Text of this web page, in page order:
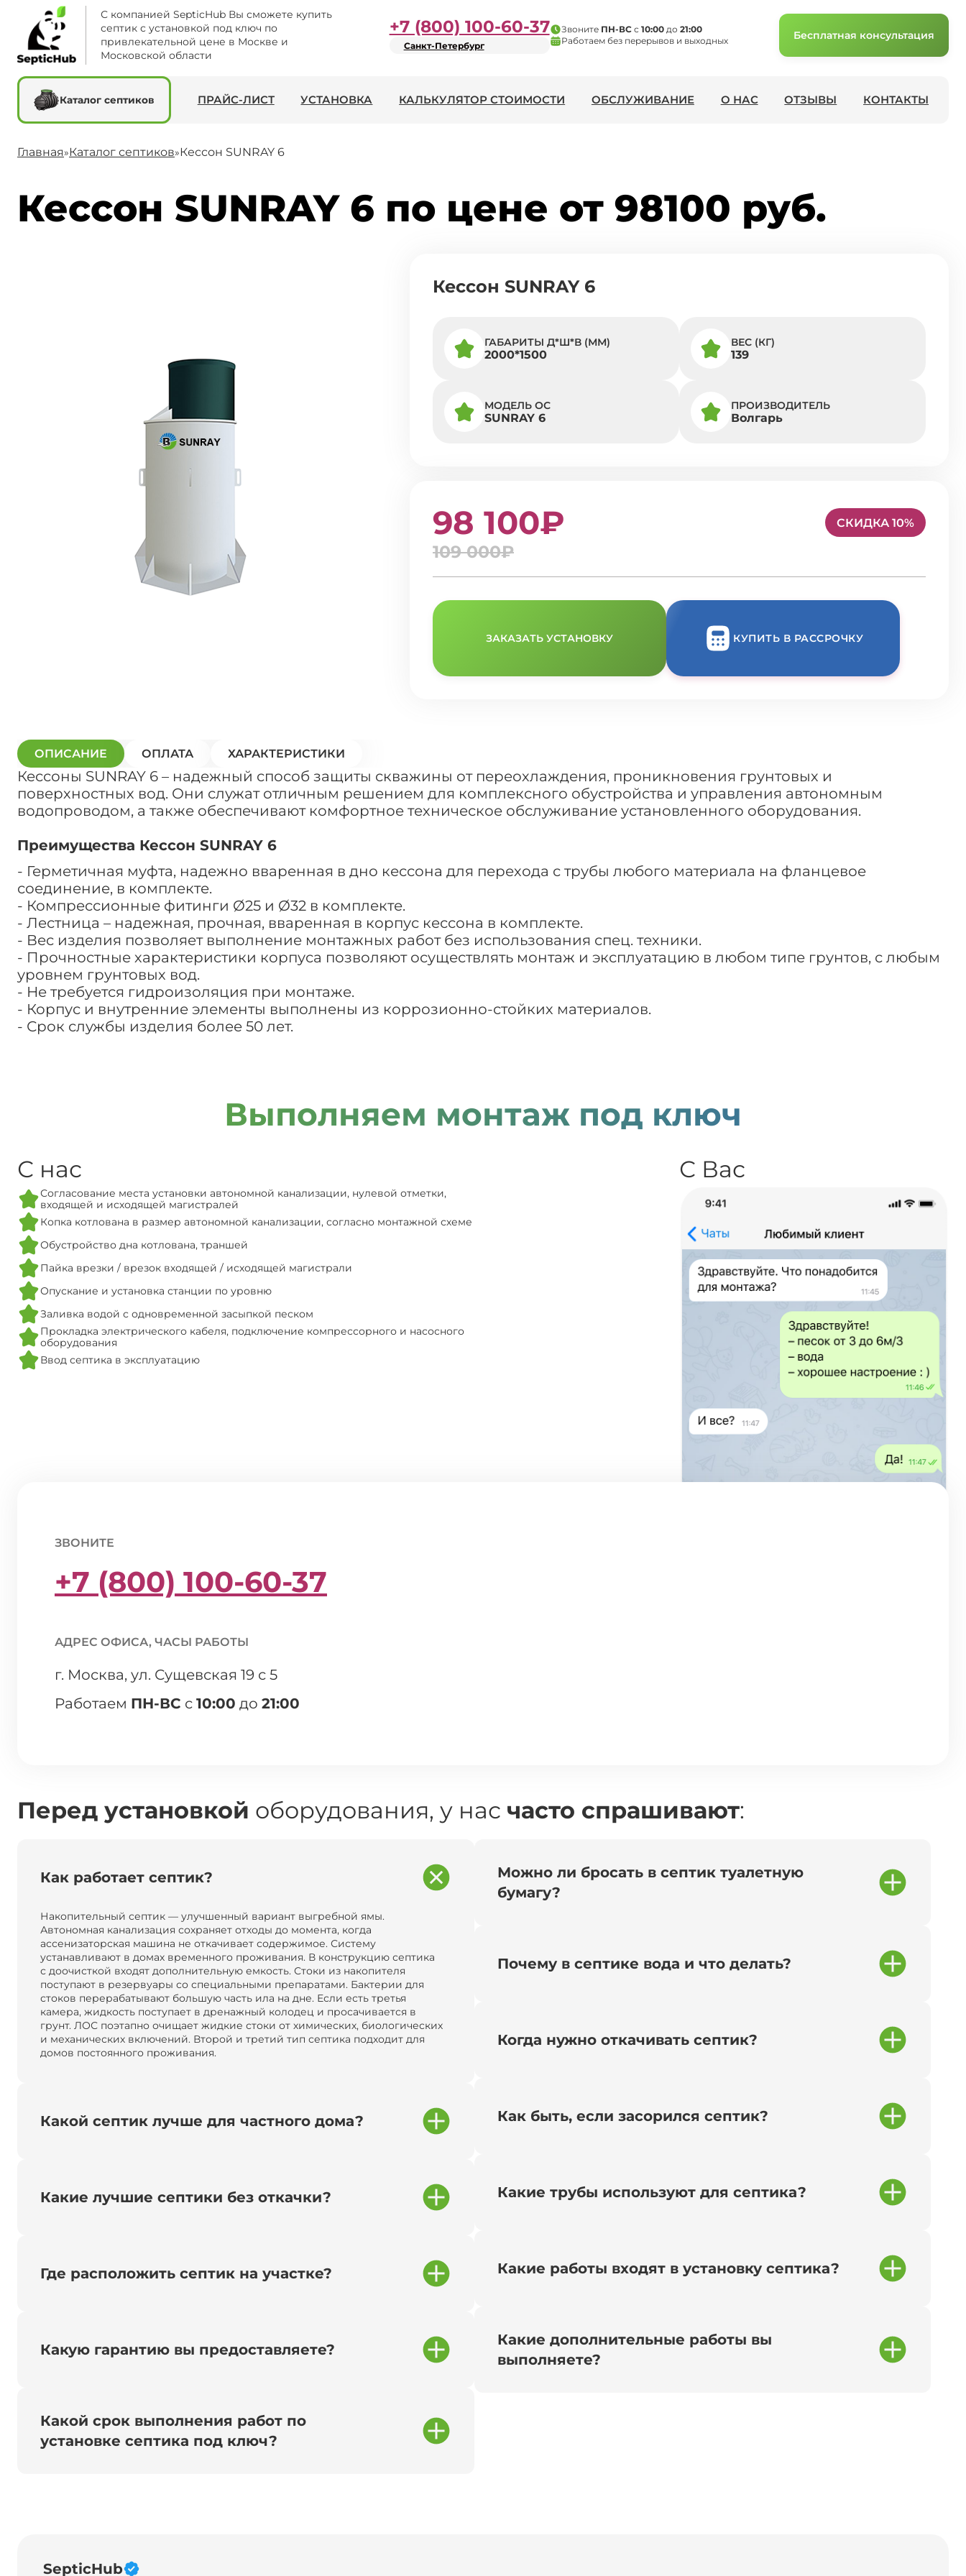
С компанией SepticHub Вы сможете купить
септик с установкой под ключ по
привлекательной цене в Москве и
Московской области
+7 (800) 100-60-37
Санкт-Петербург
Звоните ПН-ВСс 10:00до 21:00
Работаем без перерывов и выходных
Бесплатная консультация
Каталог септиков ПРАЙС-ЛИСТ УСТАНОВКА КАЛЬКУЛЯТОР СТОИМОСТИ ОБСЛУЖИВАНИЕ О НАС ОТЗЫВЫ КОНТАКТЫ
Главная»Каталог септиков»Кессон SUNRAY 6
Кессон SUNRAY 6 по цене от 98100 руб.
Кессон SUNRAY 6
ГАБАРИТЫ Д*Ш*В (ММ)
2000*1500
ВЕС (КГ)
139
МОДЕЛЬ ОС
SUNRAY 6
ПРОИЗВОДИТЕЛЬ
Волгарь
98 100₽
109 000₽
СКИДКА 10%
ЗАКАЗАТЬ УСТАНОВКУ КУПИТЬ В РАССРОЧКУ
ОПИСАНИЕ ОПЛАТА ХАРАКТЕРИСТИКИ
Кессоны SUNRAY 6 – надежный способ защиты скважины от переохлаждения, проникновения грунтовых и
поверхностных вод. Они служат отличным решением для комплексного обустройства и управления автономным
водопроводом, а также обеспечивают комфортное техническое обслуживание установленного оборудования.
Преимущества Кессон SUNRAY 6
- Герметичная муфта, надежно вваренная в дно кессона для перехода с трубы любого материала на фланцевое
соединение, в комплекте.
- Компрессионные фитинги Ø25 и Ø32 в комплекте.
- Лестница – надежная, прочная, вваренная в корпус кессона в комплекте.
- Вес изделия позволяет выполнение монтажных работ без использования спец. техники.
- Прочностные характеристики корпуса позволяют осуществлять монтаж и эксплуатацию в любом типе грунтов, с любым
уровнем грунтовых вод.
- Не требуется гидроизоляция при монтаже.
- Корпус и внутренние элементы выполнены из коррозионно-стойких материалов.
- Срок службы изделия более 50 лет.
Выполняем монтаж под ключ
С нас
Согласование места установки автономной канализации, нулевой отметки,
входящей и исходящей магистралей
Копка котлована в размер автономной канализации, согласно монтажной схеме
Обустройство дна котлована, траншей
Пайка врезки / врезок входящей / исходящей магистрали
Опускание и установка станции по уровню
Заливка водой с одновременной засыпкой песком
Прокладка электрического кабеля, подключение компрессорного и насосного
оборудования
Ввод септика в эксплуатацию
С Вас
ЗВОНИТЕ
+7 (800) 100-60-37
АДРЕС ОФИСА, ЧАСЫ РАБОТЫ
г. Москва, ул. Сущевская 19 с 5
Работаем ПН-ВС с 10:00 до 21:00
Перед установкой оборудования, у нас часто спрашивают:
Как работает септик?
Накопительный септик — улучшенный вариант выгребной ямы.
Автономная канализация сохраняет отходы до момента, когда
ассенизаторская машина не откачивает содержимое. Систему
устанавливают в домах временного проживания. В конструкцию септика
с доочисткой входят дополнительную емкость. Стоки из накопителя
поступают в резервуары со специальными препаратами. Бактерии для
стоков перерабатывают большую часть ила на дне. Если есть третья
камера, жидкость поступает в дренажный колодец и просачивается в
грунт. ЛОС поэтапно очищает жидкие стоки от химических, биологических
и механических включений. Второй и третий тип септика подходит для
домов постоянного проживания.
Какой септик лучше для частного дома?
Какие лучшие септики без откачки?
Где расположить септик на участке?
Какую гарантию вы предоставляете?
Какой срок выполнения работ по
установке септика под ключ?
Можно ли бросать в септик туалетную
бумагу?
Почему в септике вода и что делать?
Когда нужно откачивать септик?
Как быть, если засорился септик?
Какие трубы используют для септика?
Какие работы входят в установку септика?
Какие дополнительные работы вы
выполняете?
SepticHub